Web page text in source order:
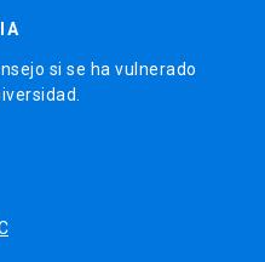
si se ha vulnerado